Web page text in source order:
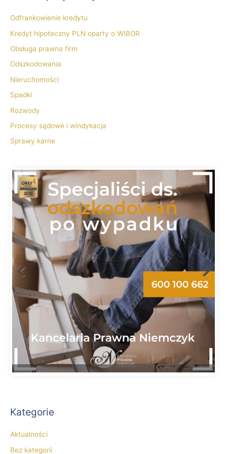
Odfrankowienie kredytu
Kredyt hipoteczny PLN oparty o WIBOR
Obsługa prawna firm
Odszkodowania
Nieruchomości
Spadki
Rozwody
Procesy sądowe i windykacja
Sprawy karne
Kategorie
Aktualności
Bez kategorii